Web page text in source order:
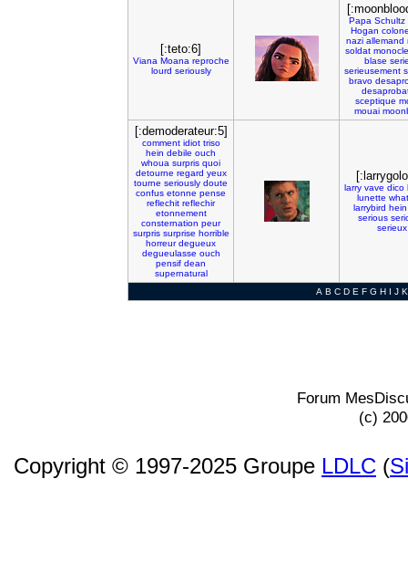
[:teto:6]
Viana Moana reproche
lourd seriously
Papa Schultz
Hogan
nazi allemand
soldat monocle
blase
serieusement
bravo
sceptique
mouai
[:demoderateur:5]
comment idiot triso
hein debile ouch
whoua surpris quoi
detourne regard yeux
tourne seriously doute
confus etonne pense
reflechit reflechir
etonnement
consternation peur
surpris surprise horrible
horreur degueux
degueulasse ouch
pensif dean
supernatural
larry vave dico
lunette what
larrybird hein
serious
serieux
A B C D E F G H I J K
Forum
(c)
Copyright © 1997-2025 Groupe LDLC (